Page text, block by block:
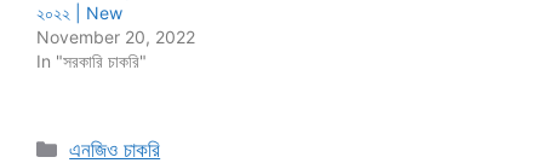
২০২২ | New
November 20, 2022
In "সরকারি চাকরি"
Categories
এনজিও চাকরি